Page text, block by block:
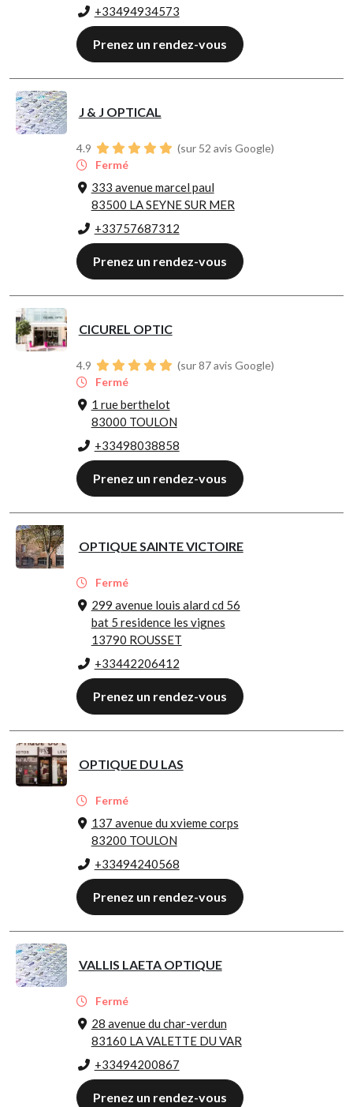
+33494934573
Prenez un rendez-vous
J & J OPTICAL
4.9
(sur 52 avis Google)
Fermé
333 avenue marcel paul
83500 LA SEYNE SUR MER
+33757687312
Prenez un rendez-vous
CICUREL OPTIC
4.9
(sur 87 avis Google)
Fermé
1 rue berthelot
83000 TOULON
+33498038858
Prenez un rendez-vous
OPTIQUE SAINTE VICTOIRE
Fermé
299 avenue louis alard cd 56
bat 5 residence les vignes
13790 ROUSSET
+33442206412
Prenez un rendez-vous
OPTIQUE DU LAS
Fermé
137 avenue du xvieme corps
83200 TOULON
+33494240568
Prenez un rendez-vous
VALLIS LAETA OPTIQUE
Fermé
28 avenue du char-verdun
83160 LA VALETTE DU VAR
+33494200867
Prenez un rendez-vous